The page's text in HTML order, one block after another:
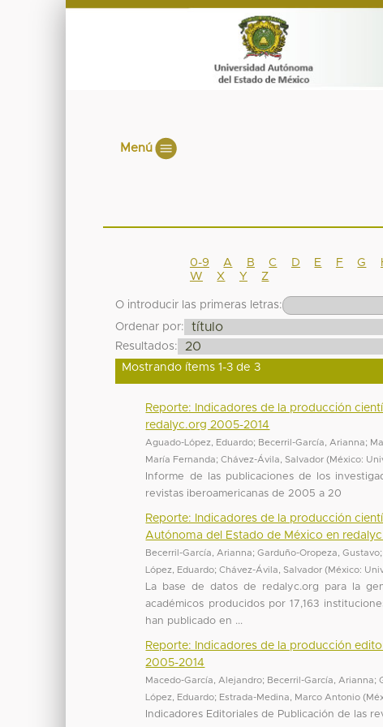
Menú
0-9 A B C D E F G
W
X Y Z
O introducir las primeras letras:
Ordenar por:
Resultados:
Mostrando ítems 1-3 de 3
Reporte: Indicadores de la producción
redalyc.org 2005-2014
Aguado-López, Eduardo; Becerril-García, Arianna;
María Fernanda;Chávez-Ávila, Salvador (México:
Informe de las publicaciones de los
revistas iberoamericanas de 2005 a 20
Reporte: Indicadores de la producción
Autónoma del Estado de México en
Becerril-García, Arianna;Garduño-Oropeza, Gustavo
López, Eduardo;Chávez-Ávila, Salvador (México:
La base de datos de redalyc.org para la
académicos producidos por 17,163
han publicado en ...
Reporte: Indicadores de la producción
2005-2014
Macedo-García, Alejandro; Becerril-García, Arianna;
López, Eduardo; Estrada-Medina, Marco Antonio (
Indicadores Editoriales de Publicación de las